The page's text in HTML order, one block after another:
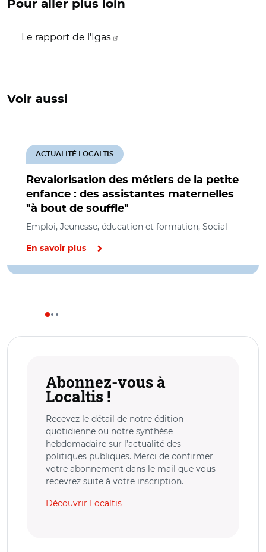
Pour aller plus loin
Le rapport de l'Igas
Voir aussi
Revalorisation des métiers de la petite
enfance : des assistantes maternelles
"à bout de souffle"
ACTUALITÉ LOCALTIS
Emploi, Jeunesse, éducation et formation, Social
En savoir plus
Abonnez-vous à
Localtis !
Recevez le détail de notre édition
quotidienne ou notre synthèse
hebdomadaire sur l’actualité des
politiques publiques. Merci de confirmer
votre abonnement dans le mail que vous
recevrez suite à votre inscription.
Découvrir Localtis